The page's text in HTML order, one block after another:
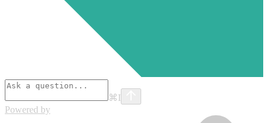
⌘I
Powered by